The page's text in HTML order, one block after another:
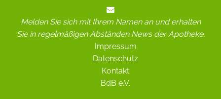
Melden Sie sich mit Ihrem Namen an und erhalten
Sie in regelmäßigen Abständen News der Apotheke.
Impressum
Datenschutz
Kontakt
BdB e.V.